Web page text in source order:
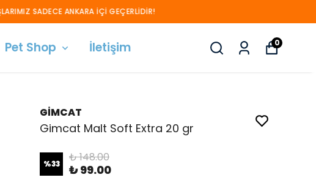
Pet Shop İletişim 0
GİMCAT
Gimcat Malt Soft Extra 20 gr
%33 ₺ 148.00
₺ 99.00